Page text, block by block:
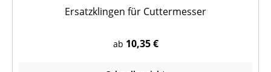
Ersatzklingen für Cuttermesser
ab 10,35 €